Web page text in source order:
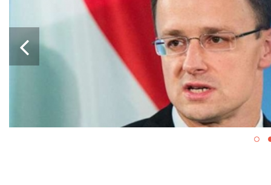
ПРОРАШИСТСКАЯ
БЛОКИРУЕТ КРУПНЫЙ
ВОЕННОЙ ПОМОЩИ ЕС
УКРАИНЫ